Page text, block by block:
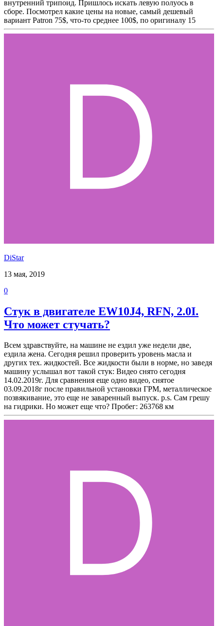
внутренний трипоид. Пришлось искать левую полуось в
сборе. Посмотрел какие цены на новые, самый дешевый
вариант Patron 75$, что-то среднее 100$, по оригиналу 15
DiStar
13 мая, 2019
0
Стук в двигателе EW10J4, RFN, 2.0I.
Что может стучать?
Всем здравствуйте, на машине не ездил уже недели две,
ездила жена. Сегодня решил проверить уровень масла и
других тех. жидкостей. Все жидкости были в норме, но заведя
машину услышал вот такой стук: Видео снято сегодня
14.02.2019г. Для сравнения еще одно видео, снятое
03.09.2018г после правильной установки ГРМ, металлическое
позвякивание, это еще не заваренный выпуск. p.s. Сам грешу
на гидрики. Но может еще что? Пробег: 263768 км